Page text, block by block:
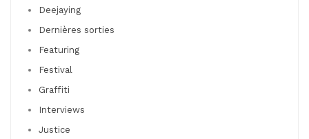
Deejaying
Dernières sorties
Featuring
Festival
Graffiti
Interviews
Justice